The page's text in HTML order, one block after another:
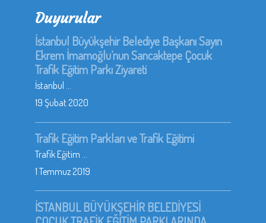
Duyurular
İstanbul Büyükşehir Belediye Başkanı Sayın
Ekrem İmamoğlu’nun Sancaktepe Çocuk
Trafik Eğitim Parkı Ziyareti
İstanbul ...
19 Şubat 2020
Trafik Eğitim Parkları ve Trafik Eğitimi
Trafik Eğitim ...
1 Temmuz 2019
İSTANBUL BÜYÜKŞEHİR BELEDİYESİ